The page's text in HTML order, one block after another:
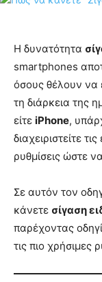
Η δυνατότητα
smartphones
όσους θέλουν να
τη διάρκεια της
είτε iPhone,
διαχειριστείτε
ρυθμίσεις ώστε
Σε αυτόν τον
κάνετε σίγαση
παρέχοντας
τις πιο χρήσιμες